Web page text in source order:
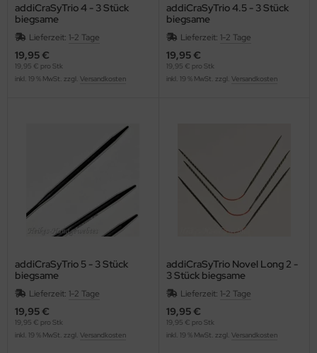
addiCraSyTrio 4 - 3 Stück
biegsame
Strumpfstricknadeln
Lieferzeit: 1-2 Tage
19,95 €
19,95 € pro Stk
inkl. 19 % MwSt. zzgl. Versandkosten
addiCraSyTrio 4.5 - 3 Stück
biegsame
Strumpfstricknadeln
Lieferzeit: 1-2 Tage
19,95 €
19,95 € pro Stk
inkl. 19 % MwSt. zzgl. Versandkosten
addiCraSyTrio 5 - 3 Stück
biegsame
Strumpfstricknadeln
Lieferzeit: 1-2 Tage
19,95 €
19,95 € pro Stk
inkl. 19 % MwSt. zzgl. Versandkosten
addiCraSyTrio Novel Long 2 -
3 Stück biegsame
Strumpfstricknadeln
Lieferzeit: 1-2 Tage
19,95 €
19,95 € pro Stk
inkl. 19 % MwSt. zzgl. Versandkosten